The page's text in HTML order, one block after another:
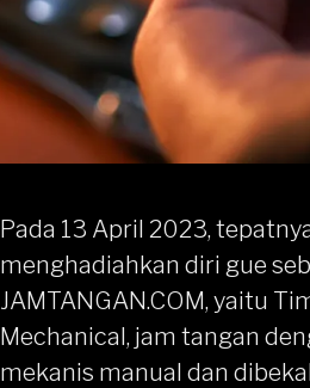
Pada 13 April 2023,
menghadiahkan diri gue
JAMTANGAN.COM, yaitu
Mechanical, jam tangan
mekanis manual dan